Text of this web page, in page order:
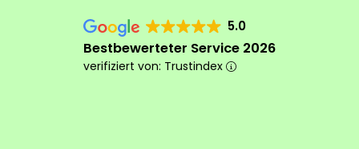
5.0
Bestbewerteter Service 2026
verifiziert von: Trustindex